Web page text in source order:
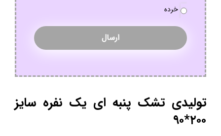
خرده
تولیدی تشک پنبه ای یک نفره سایز
۲۰۰*۹۰